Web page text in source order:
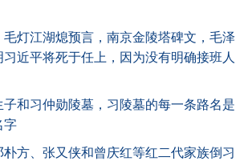
灯江湖熄预言，南京金陵塔碑文，毛泽
近平将死于任上，因为没有明确接班人
和习仲勋陵墓，习陵墓的每一条路名是
字
方、张又侠和曾庆红等红二代家族倒习